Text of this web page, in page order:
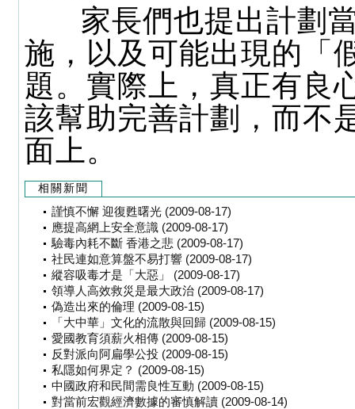
家長們也提出計劃
施，以及可能出現的「
題。實際上，真正有良
該幫助完善計劃，而不
面上。
相關新聞
謹慎不懈 迎復甦曙光 (2009-08-17)
應提高網上安全意識 (2009-08-17)
驗毒內耗不斷 香港之悲 (2009-08-17)
社民連如意算盤不易打響 (2009-08-17)
縱容吸毒才是「大惡」 (2009-08-17)
領導人高效救災是最大政治 (2009-08-17)
偽造出來的倫理 (2009-08-15)
「大中華」文化的流散與回歸 (2009-08-15)
愛國教育須薪火相傳 (2009-08-15)
反對派向阿扁學公投 (2009-08-15)
私隱如何界定？ (2009-08-15)
中國政府和民間需良性互動 (2009-08-15)
對當前宏觀經濟數據的審慎解讀 (2009-08-14)